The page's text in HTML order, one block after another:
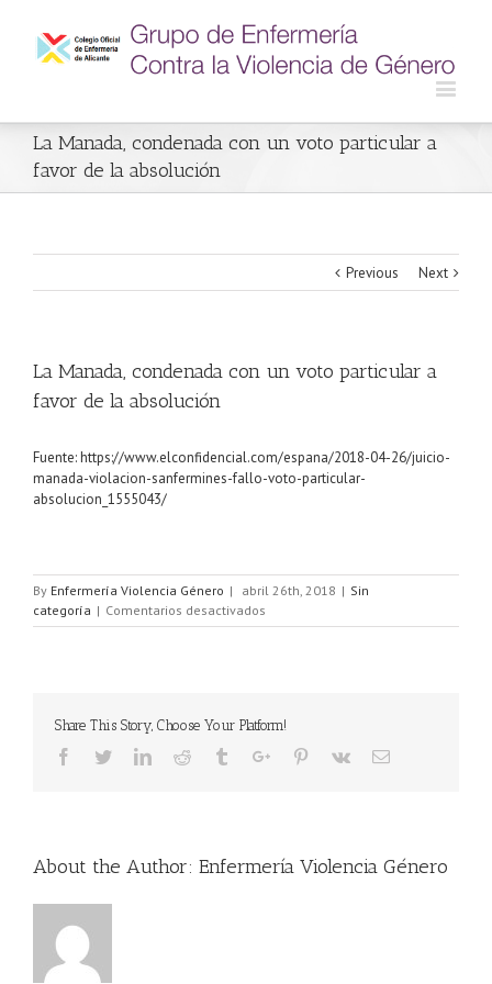
La Manada, condenada con un voto particular a
favor de la absolución
Previous Next
La Manada, condenada con un voto particular a
favor de la absolución
Fuente: https://www.elconfidencial.com/espana/2018-04-26/juicio-
manada-violacion-sanfermines-fallo-voto-particular-
absolucion_1555043/
By Enfermería Violencia Género | abril 26th, 2018 | Sin
categoría | Comentarios desactivados
Share This Story, Choose Your Platform!
About the Author: Enfermería Violencia Género